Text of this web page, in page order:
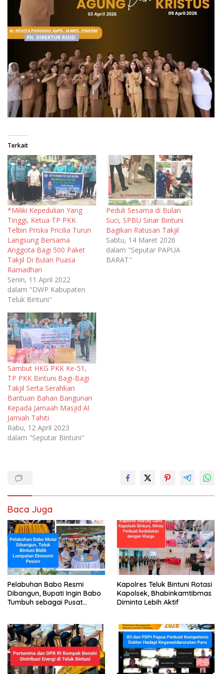
Terkait
*Miliki Kepedulian Yang
Tinggi, Ketua TP PKK
Telbin Priska Pricilia Turun
Langsung Bersama
Anggota Bagi 500 Paket
Takjil Di Bulan Puasa
Ramadhan
Senin, 11 April 2022
dalam "DWP Kabupaten
Teluk Bintuni"
Peduli Sesama di Bulan
Suci, SPBU Sinar Bintuni
Bagikan Ratusan Takjil
Sabtu, 14 Maret 2026
dalam "Seputar PAPUA
BARAT"
Sambut HKG PKK Ke-51,
TP PKK Bintuni Bagi-Bagi
Takjil Serta Serahkan
Bantuan Bahan Bangunan
Kepada Jamaah Masjid Al
Jamiah Tahiti
Rabu, 12 April 2023
dalam "Seputar Bintuni"
Baca Juga
Pelabuhan Babo Resmi
Dibangun, Bupati Ingin Babo
Tumbuh sebagai Pusat
Kapolres Teluk Bintuni Rotasi
Kapolsek, Bhabinkamtibmas
Diminta Lebih Aktif